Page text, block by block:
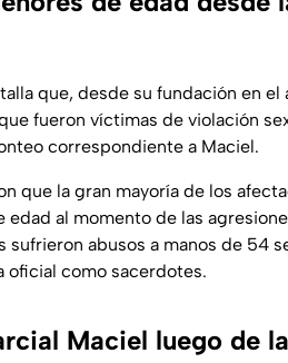
que, desde su fundación en el
fueron víctimas de violación
correspondiente a Maciel.
que la gran mayoría de los
edad al momento de las
abusos a manos de 54
oficial como sacerdotes.
Maciel luego de